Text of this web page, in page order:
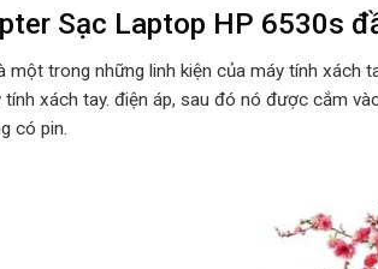
Sạc Laptop HP 6530s
một trong những linh kiện của máy tính xách
xách tay. điện áp, sau đó nó được cắm
có pin.